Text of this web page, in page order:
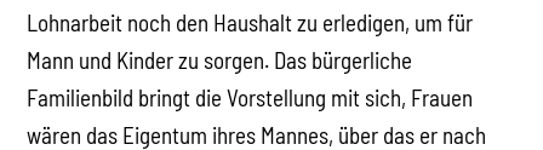
Lohnarbeit noch den Haushalt zu erledigen, um für
Mann und Kinder zu sorgen. Das bürgerliche
Familienbild bringt die Vorstellung mit sich, Frauen
wären das Eigentum ihres Mannes, über das er nach